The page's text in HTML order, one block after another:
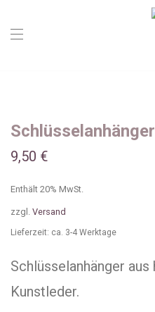
9,50 €
Enthält 20% MwSt.
zzgl. Versand
Lieferzeit: ca. 3-4 Werktage
Schlüsselanhänger
Kunstleder.